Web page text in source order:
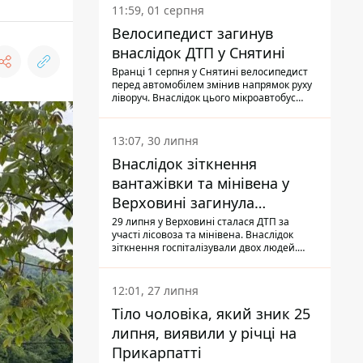
11:59, 01 серпня
Велосипедист загинув
внаслідок ДТП у Снятині
Вранці 1 серпня у Снятині велосипедист
перед автомобілем змінив напрямок руху
ліворуч. Внаслідок цього мікроавтобус
13:07, 30 липня
Внаслідок зіткнення
вантажівки та мінівена у
Верховині загинула
пасажирка, водійка - у
лікарні
29 липня у Верховині сталася ДТП за
участі лісовоза та мінівена. Внаслідок
зіткнення госпіталізували двох людей.
Також травми отримала водійка
автомобіля.
12:01, 27 липня
Тіло чоловіка, який зник 25
липня, виявили у річці на
Прикарпатті